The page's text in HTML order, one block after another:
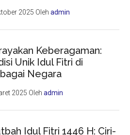
2025 Olehadmin
Keberagaman:
Unik Idul Fitri di
Negara
2025 Olehadmin
Idul Fitri 1446 H: Ciri-